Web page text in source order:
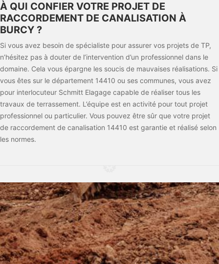
À QUI CONFIER VOTRE PROJET DE
RACCORDEMENT DE CANALISATION À
BURCY ?
Si vous avez besoin de spécialiste pour assurer vos projets de TP,
n’hésitez pas à douter de l’intervention d’un professionnel dans le
domaine. Cela vous épargne les soucis de mauvaises réalisations. Si
vous êtes sur le département 14410 ou ses communes, vous avez
pour interlocuteur Schmitt Elagage capable de réaliser tous les
travaux de terrassement. L’équipe est en activité pour tout projet
professionnel ou particulier. Vous pouvez être sûr que votre projet
de raccordement de canalisation 14410 est garantie et réalisé selon
les normes.